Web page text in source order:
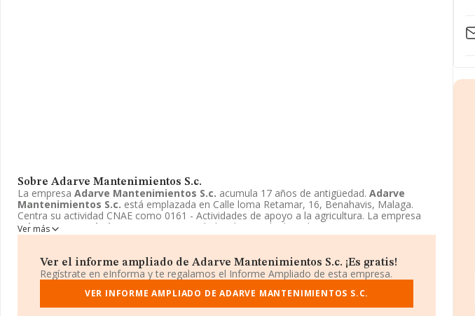
Sobre Adarve Mantenimientos S.c.
La empresa Adarve Mantenimientos S.c. acumula 17 años de antigüedad. Adarve
Mantenimientos S.c. está emplazada en Calle loma Retamar, 16, Benahavis, Malaga.
Centra su actividad CNAE como 0161 - Actividades de apoyo a la agricultura. La empresa
Adarve Mantenimientos S.c.
es Sociedad civil. Consulte la web
http://www.adarvegardens.compara encontrar más información sobre la empresaAdarve
Ver más
Ver el informe ampliado de Adarve Mantenimientos S.c. ¡Es gratis!
Regístrate en eInforma y te regalamos el Informe Ampliado de esta empresa.
VER INFORME AMPLIADO DE ADARVE MANTENIMIENTOS S.C.